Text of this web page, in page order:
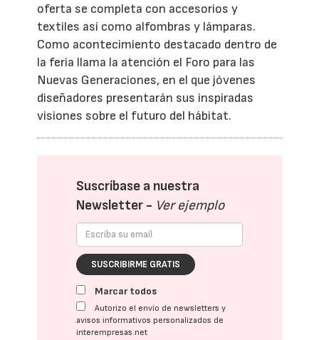
oferta se completa con accesorios y
textiles así como alfombras y lámparas.
Como acontecimiento destacado dentro de
la feria llama la atención el Foro para las
Nuevas Generaciones, en el que jóvenes
diseñadores presentarán sus inspiradas
visiones sobre el futuro del hábitat.
Suscríbase a nuestra
Newsletter - Ver ejemplo
SUSCRIBIRME GRATIS
Marcar todos
Autorizo el envío de newsletters y
avisos informativos personalizados de
interempresas.net